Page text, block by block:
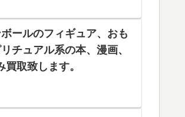
ールのフィギュア、おも
チュアル系の本、漫画、
取致します。